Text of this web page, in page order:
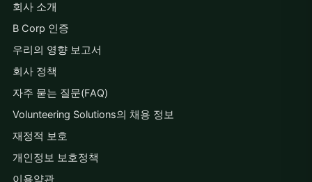
회사 소개
B Corp 인증
우리의 영향 보고서
회사 정책
자주 묻는 질문(FAQ)
Volunteering Solutions의 채용 정보
재정적 보호
개인정보 보호정책
이용약관